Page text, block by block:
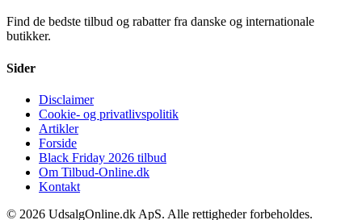
Find de bedste tilbud og rabatter fra danske og internationale
butikker.
Sider
Disclaimer
Cookie- og privatlivspolitik
Artikler
Forside
Black Friday 2026 tilbud
Om Tilbud-Online.dk
Kontakt
© 2026 UdsalgOnline.dk ApS. Alle rettigheder forbeholdes.